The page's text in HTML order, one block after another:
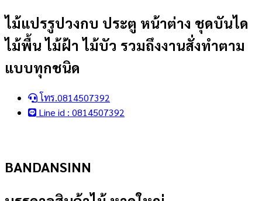
Skip
content
ไม้แปรรูปวงกบ ประตู หน้าต่าง ชุดบันได
ไม้พื้น ไม้ฝ้า ไม้บัว รวมถึงงานสั่งทำตาม
แบบทุกชนิด
โทร.0814507392
Line id : 0814507392
BANDANSINN